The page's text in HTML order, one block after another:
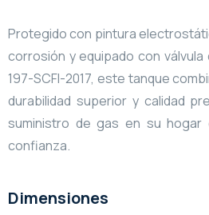
Protegido con pintura
corrosión y equipado con
197-SCFI-2017, este tanque
durabilidad superior y calidad
suministro de gas en su hogar
confianza.
Dimensiones